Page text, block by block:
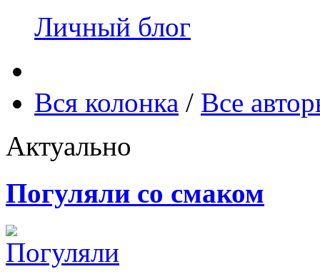
Личный блог
Вся колонка / Все
Актуально
Погуляли со смаком